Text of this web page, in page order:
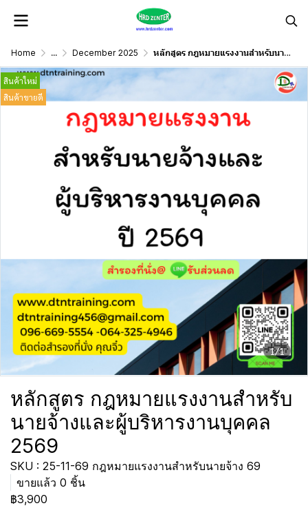
Home ... December 2025 หลักสูตร กฎหมายแรงงานสำหรับนายจ้างและผู้บริหารงานบุคคล 2569
1/1
สินค้าใหม่
สินค้าขายดี
หลักสูตร กฎหมายแรงงานสำหรับ
นายจ้างและผู้บริหารงานบุคคล
2569
SKU : 25-11-69 กฎหมายแรงงานสำหรับนายจ้าง 69
ขายแล้ว 0 ชิ้น
฿3,900